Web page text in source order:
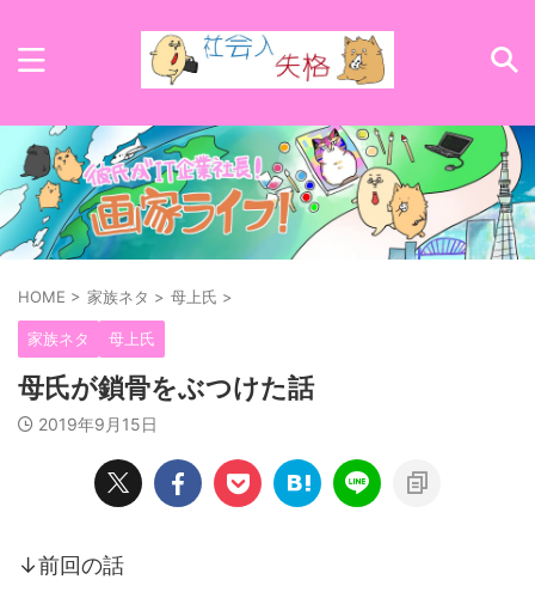
HOME > 家族ネタ > 母上氏 >
家族ネタ 母上氏
母氏が鎖骨をぶつけた話
2019年9月15日
↓前回の話